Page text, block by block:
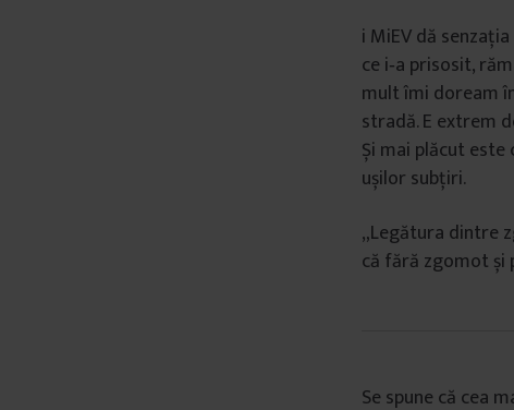
i MiEV dă
ce i‑a prisosit,
mult îmi doream
stradă. E extrem
Și mai plăcut
ușilor subțiri.
„Legătura dintre
că fără zgomot și
Se spune că cea